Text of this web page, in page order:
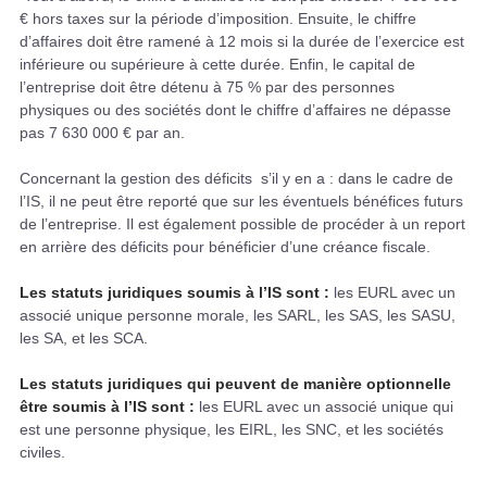
€ hors taxes sur la période d’imposition. Ensuite, le chiffre
d’affaires doit être ramené à 12 mois si la durée de l’exercice est
inférieure ou supérieure à cette durée. Enfin, le capital de
l’entreprise doit être détenu à 75 % par des personnes
physiques ou des sociétés dont le chiffre d’affaires ne dépasse
pas 7 630 000 € par an.
Concernant la gestion des déficits s’il y en a : dans le cadre de
l’IS, il ne peut être reporté que sur les éventuels bénéfices futurs
de l’entreprise. Il est également possible de procéder à un report
en arrière des déficits pour bénéficier d’une créance fiscale.
Les statuts juridiques soumis à l’IS sont : les EURL avec un
associé unique personne morale, les SARL, les SAS, les SASU,
les SA, et les SCA.
Les statuts juridiques qui peuvent de manière optionnelle
être soumis à l’IS sont : les EURL avec un associé unique qui
est une personne physique, les EIRL, les SNC, et les sociétés
civiles.